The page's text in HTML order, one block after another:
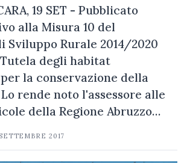
19 SET - Pubblicato
alla Misura 10 del
Sviluppo Rurale 2014/2020
degli habitat
la conservazione della
rende noto l'assessore alle
della Regione Abruzzo…
2017